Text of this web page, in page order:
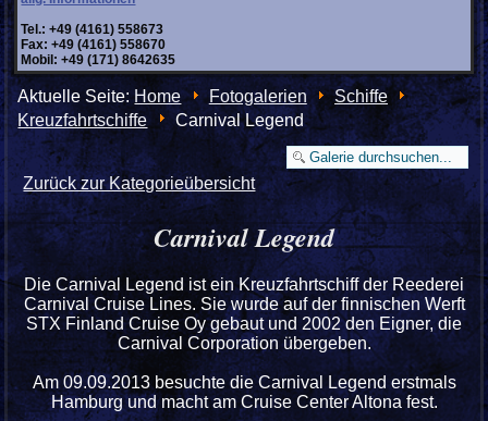
Tel.: +49 (4161) 558673
Fax: +49 (4161) 558670
Mobil: +49 (171) 8642635
Aktuelle Seite:Home Fotogalerien
Schiffe
Kreuzfahrtschiffe
Carnival Legend
Zurück zur Kategorieübersicht
Carnival Legend
Die Carnival Legend ist ein Kreuzfahrtschiff der Reederei
Carnival Cruise Lines. Sie wurde auf der finnischen Werft
STX Finland Cruise Oy gebaut und 2002 den Eigner, die
Carnival Corporation übergeben.
Am 09.09.2013 besuchte die Carnival Legend erstmals
Hamburg und macht am Cruise Center Altona fest.